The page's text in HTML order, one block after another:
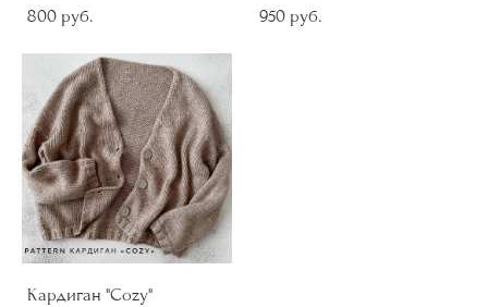
800 pуб.
950 pуб.
Кардиган "Cozy"